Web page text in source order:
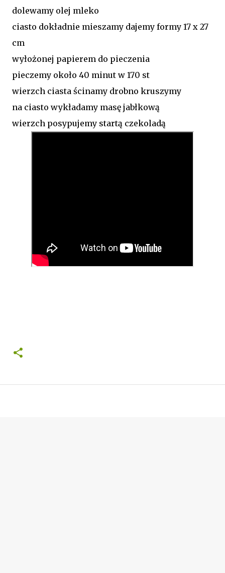
dolewamy olej mleko
ciasto dokładnie mieszamy dajemy formy 17 x 27
cm
wyłożonej papierem do pieczenia
pieczemy około 40 minut w 170 st
wierzch ciasta ścinamy drobno kruszymy
na ciasto wykładamy masę jabłkową
wierzch posypujemy startą czekoladą